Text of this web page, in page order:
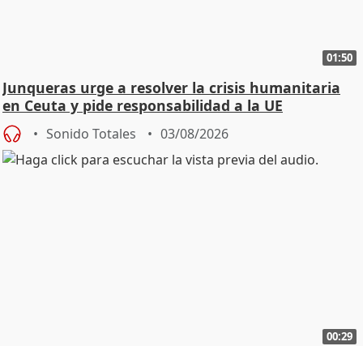
01:50
Junqueras urge a resolver la crisis humanitaria
en Ceuta y pide responsabilidad a la UE
Sonido Totales 03/08/2026
00:29